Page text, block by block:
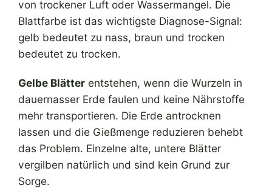
von trockener Luft oder Wassermangel. Die
Blattfarbe ist das wichtigste Diagnose-Signal:
gelb bedeutet zu nass, braun und trocken
bedeutet zu trocken.
Gelbe Blätter entstehen, wenn die Wurzeln in
dauernasser Erde faulen und keine Nährstoffe
mehr transportieren. Die Erde antrocknen
lassen und die Gießmenge reduzieren behebt
das Problem. Einzelne alte, untere Blätter
vergilben natürlich und sind kein Grund zur
Sorge.